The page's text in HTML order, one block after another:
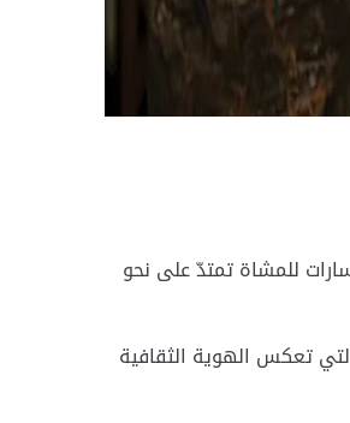
للمشاة تمتدّ على نحو
تعكس الهوية الثقافية